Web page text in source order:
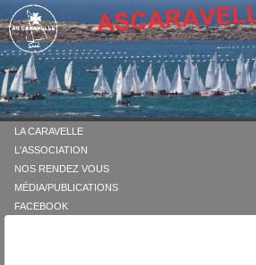
LA CARAVELLE
L'ASSOCIATION
NOS RENDEZ VOUS
MÉDIA/PUBLICATIONS
FACEBOOK